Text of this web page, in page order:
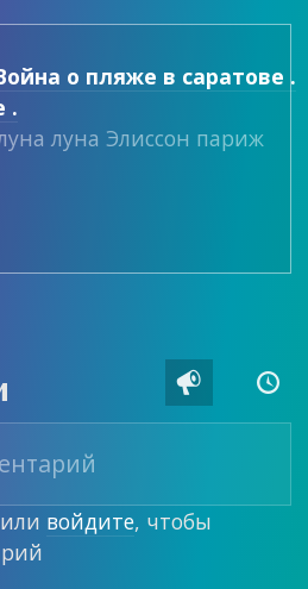
о пляже в саратове .
.
луна Элиссон париж
 
или войдите, чтобы